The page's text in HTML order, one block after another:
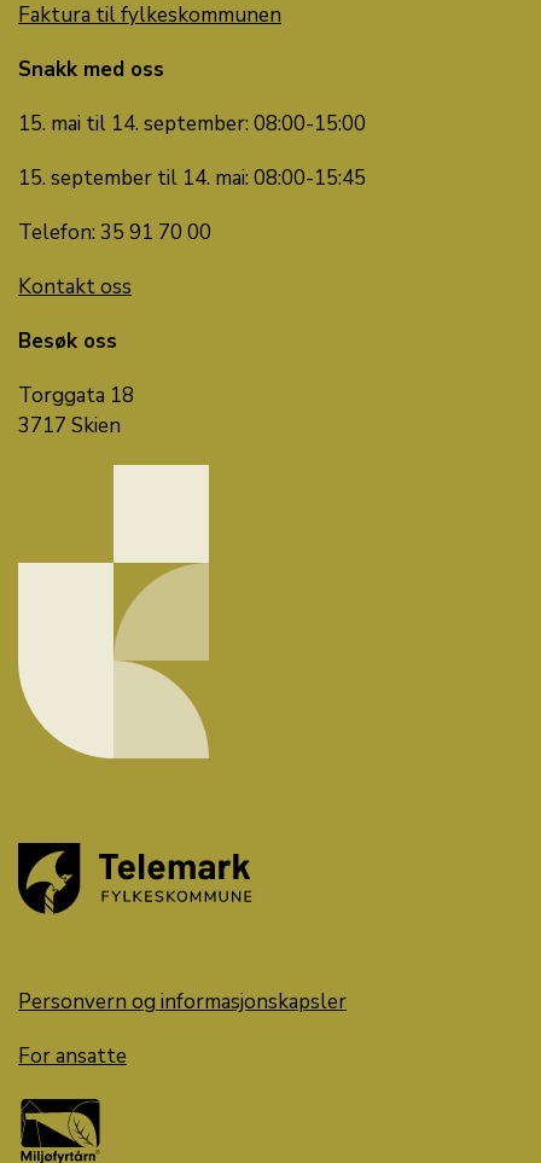
Faktura til fylkeskommunen
Snakk med oss
15. mai til 14. september: 08:00-15:00
15. september til 14. mai: 08:00-15:45
Telefon: 35 91 70 00
Kontakt oss
Besøk oss
Torggata 18
3717 Skien
Personvern og informasjonskapsler
For ansatte